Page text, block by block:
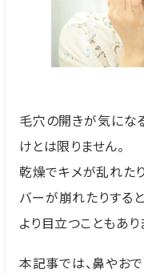
毛穴の開きが気にな
けとは限りません。
乾燥でキメが乱れた
バーが崩れたりする
より目立つこともあり
本記事では、鼻やお